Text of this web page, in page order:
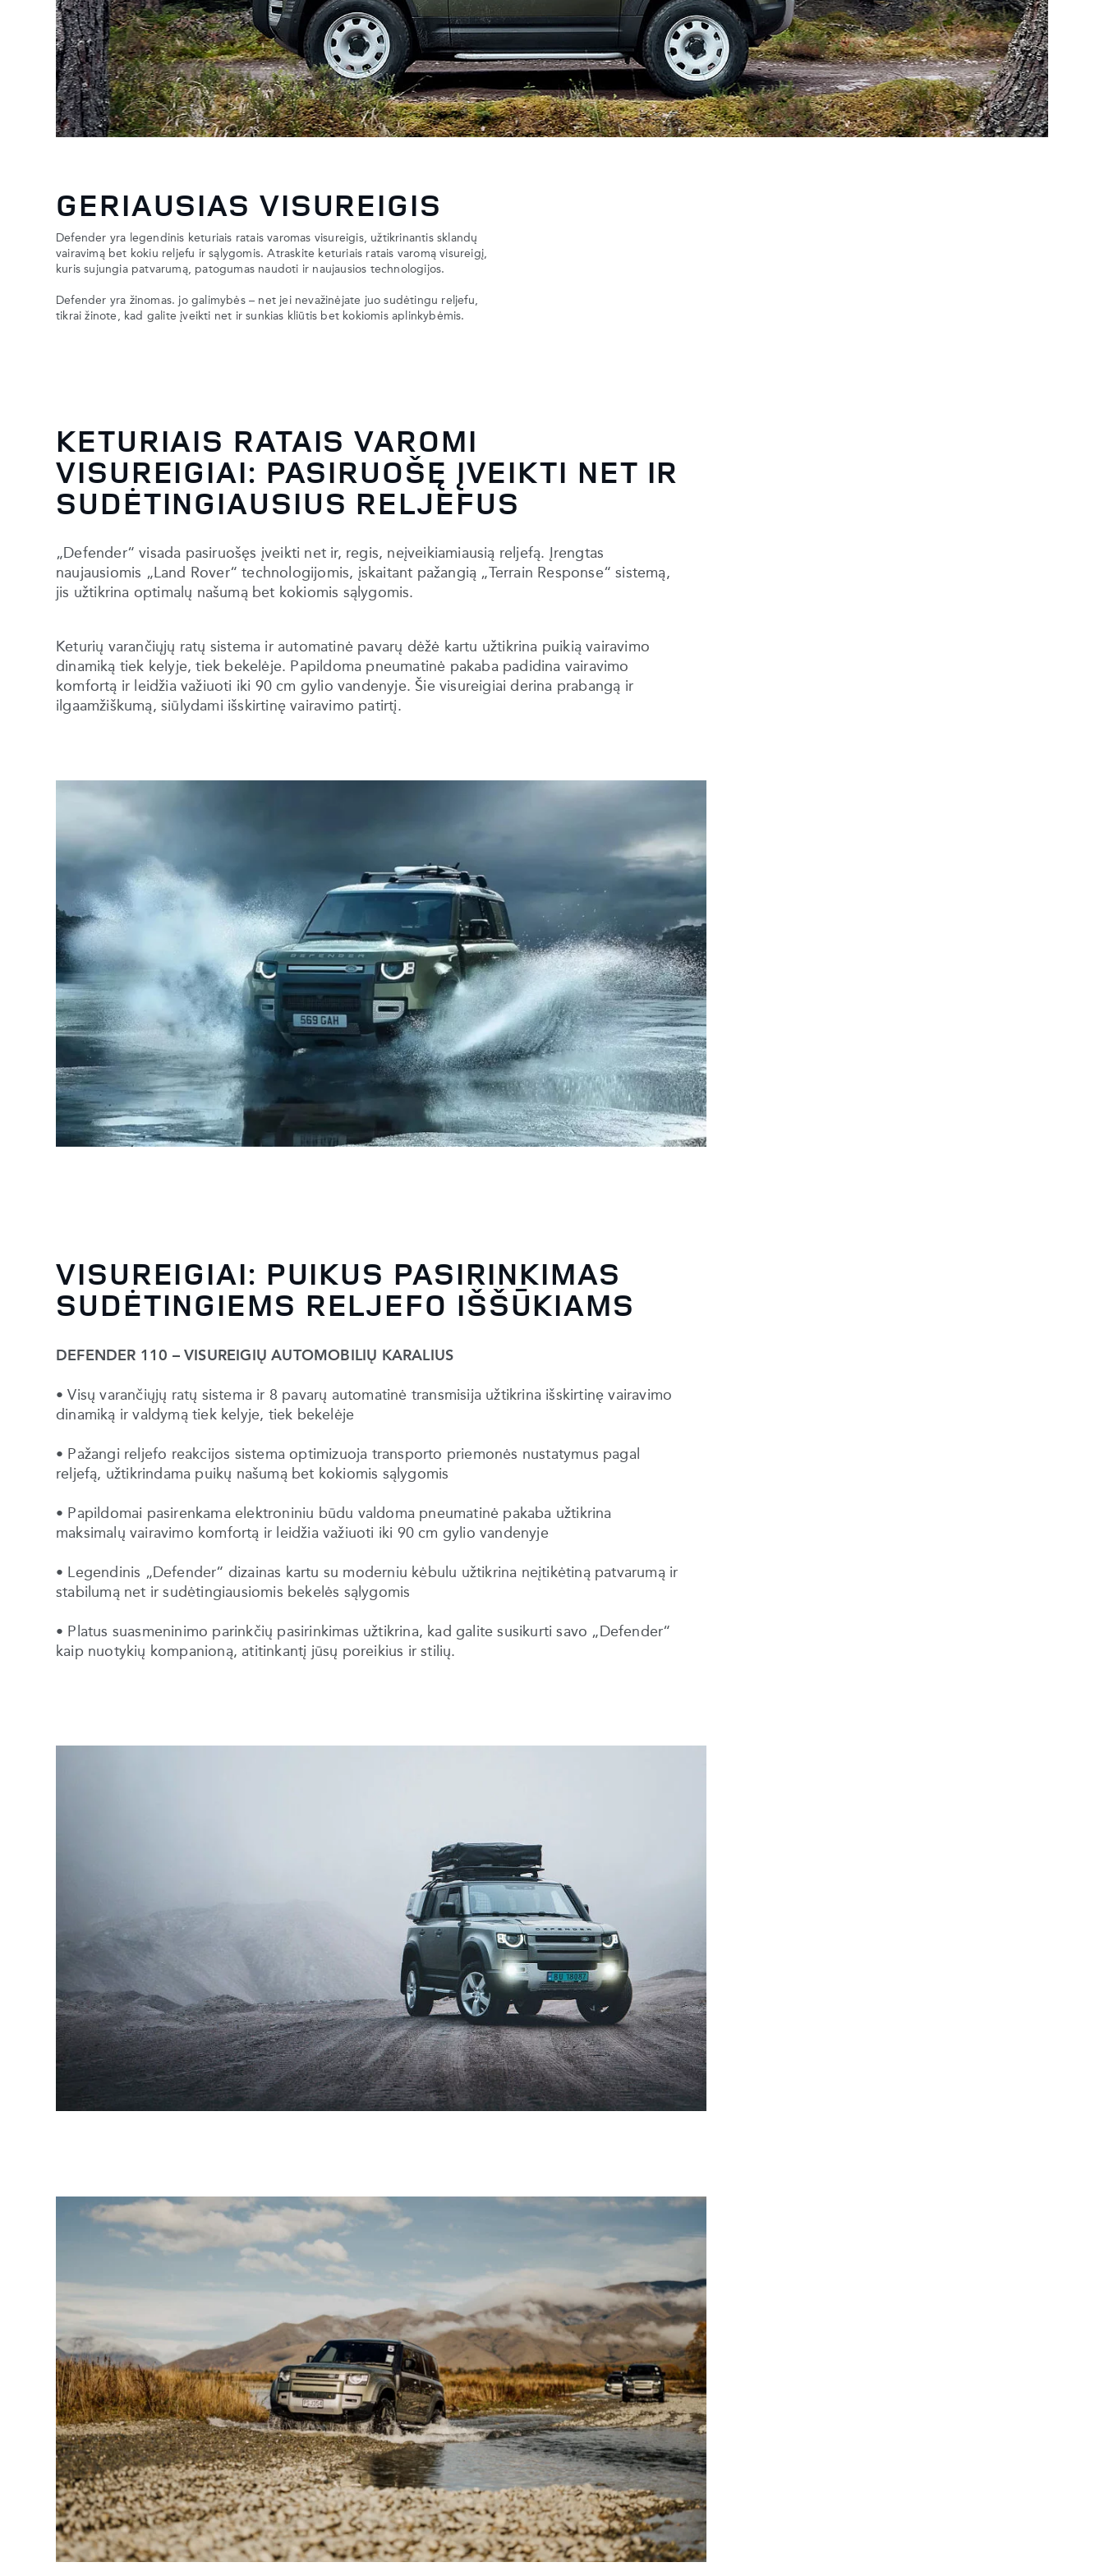
GERIAUSIAS VISUREIGIS
Defender yra legendinis keturiais ratais varomas visureigis, užtikrinantis sklandų
vairavimą bet kokiu reljefu ir sąlygomis. Atraskite keturiais ratais varomą visureigį,
kuris sujungia patvarumą, patogumas naudoti ir naujausios technologijos.
Defender yra žinomas. jo galimybės – net jei nevažinėjate juo sudėtingu reljefu,
tikrai žinote, kad galite įveikti net ir sunkias kliūtis bet kokiomis aplinkybėmis.
KETURIAIS RATAIS VAROMI
VISUREIGIAI: PASIRUOŠĘ ĮVEIKTI NET IR
SUDĖTINGIAUSIUS RELJEFUS
„Defender“ visada pasiruošęs įveikti net ir, regis, neįveikiamiausią reljefą. Įrengtas
naujausiomis „Land Rover“ technologijomis, įskaitant pažangią „Terrain Response“ sistemą,
jis užtikrina optimalų našumą bet kokiomis sąlygomis.
Keturių varančiųjų ratų sistema ir automatinė pavarų dėžė kartu užtikrina puikią vairavimo
dinamiką tiek kelyje, tiek bekelėje. Papildoma pneumatinė pakaba padidina vairavimo
komfortą ir leidžia važiuoti iki 90 cm gylio vandenyje. Šie visureigiai derina prabangą ir
ilgaamžiškumą, siūlydami išskirtinę vairavimo patirtį.
VISUREIGIAI: PUIKUS PASIRINKIMAS
SUDĖTINGIEMS RELJEFO IŠŠŪKIAMS
DEFENDER 110 – VISUREIGIŲ AUTOMOBILIŲ KARALIUS
• Visų varančiųjų ratų sistema ir 8 pavarų automatinė transmisija užtikrina išskirtinę vairavimo
dinamiką ir valdymą tiek kelyje, tiek bekelėje
• Pažangi reljefo reakcijos sistema optimizuoja transporto priemonės nustatymus pagal
reljefą, užtikrindama puikų našumą bet kokiomis sąlygomis
• Papildomai pasirenkama elektroniniu būdu valdoma pneumatinė pakaba užtikrina
maksimalų vairavimo komfortą ir leidžia važiuoti iki 90 cm gylio vandenyje
• Legendinis „Defender“ dizainas kartu su moderniu kėbulu užtikrina neįtikėtiną patvarumą ir
stabilumą net ir sudėtingiausiomis bekelės sąlygomis
• Platus suasmeninimo parinkčių pasirinkimas užtikrina, kad galite susikurti savo „Defender“
kaip nuotykių kompanioną, atitinkantį jūsų poreikius ir stilių.